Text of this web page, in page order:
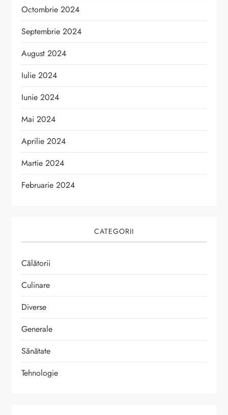
Octombrie 2024
Septembrie 2024
August 2024
Iulie 2024
Iunie 2024
Mai 2024
Aprilie 2024
Martie 2024
Februarie 2024
CATEGORII
Călătorii
Culinare
Diverse
Generale
Sănătate
Tehnologie